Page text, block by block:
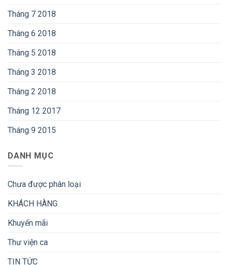
Tháng 7 2018
Tháng 6 2018
Tháng 5 2018
Tháng 3 2018
Tháng 2 2018
Tháng 12 2017
Tháng 9 2015
DANH MỤC
Chưa được phân loại
KHÁCH HÀNG
Khuyến mãi
Thư viện ca
TIN TỨC